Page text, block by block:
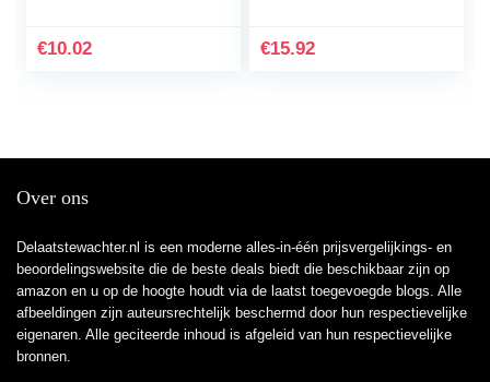
Verjaardagscadeau
€10.02
pyjama Homewear +
€15.92
Over ons
Delaatstewachter.nl is een moderne alles-in-één prijsvergelijkings- en
beoordelingswebsite die de beste deals biedt die beschikbaar zijn op
amazon en u op de hoogte houdt via de laatst toegevoegde blogs. Alle
afbeeldingen zijn auteursrechtelijk beschermd door hun respectievelijke
eigenaren. Alle geciteerde inhoud is afgeleid van hun respectievelijke
bronnen.